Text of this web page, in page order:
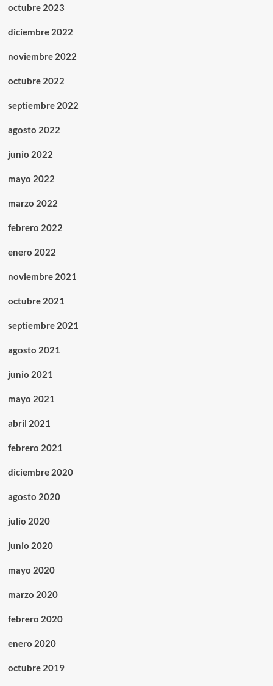
octubre 2023
diciembre 2022
noviembre 2022
octubre 2022
septiembre 2022
agosto 2022
junio 2022
mayo 2022
marzo 2022
febrero 2022
enero 2022
noviembre 2021
octubre 2021
septiembre 2021
agosto 2021
junio 2021
mayo 2021
abril 2021
febrero 2021
diciembre 2020
agosto 2020
julio 2020
junio 2020
mayo 2020
marzo 2020
febrero 2020
enero 2020
octubre 2019